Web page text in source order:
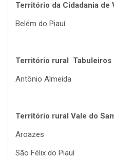
Território da Cidadania de
Belém do Piauí
Território rural Tabuleiros
Antônio Almeida
Território rural Vale do
Aroazes
São Félix do Piauí